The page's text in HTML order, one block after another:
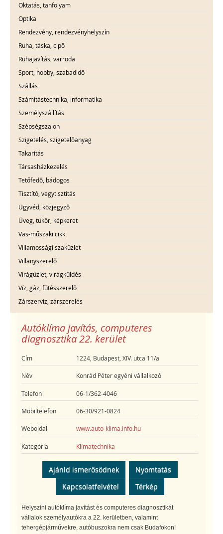
Oktatás, tanfolyam
Optika
Rendezvény, rendezvényhelyszín
Ruha, táska, cipő
Ruhajavítás, varroda
Sport, hobby, szabadidő
Szállás
Számítástechnika, informatika
Személyszállítás
Szépségszalon
Szigetelés, szigetelőanyag
Takarítás
Társasházkezelés
Tetőfedő, bádogos
Tisztító, vegytisztítás
Ügyvéd, közjegyző
Üveg, tükör, képkeret
Vas-műszaki cikk
Villamossági szaküzlet
Villanyszerelő
Virágüzlet, virágküldés
Víz, gáz, fűtésszerelő
Zárszerviz, zárszerelés
Autóklíma javítás, computeres
diagnosztika 22. kerület
Cím 1224, Budapest, XIV. utca 11/a
Név Konrád Péter egyéni vállalkozó
Telefon 06-1/362-4046
Mobiltelefon 06-30/921-0824
Weboldal www.auto-klima.info.hu
Kategória Klímatechnika
Ajánld ismerősödnek
Nyomtatás
Kapcsolatfelvétel
Térkép
Helyszíni autóklíma javítást és computeres diagnosztikát
vállalok személyautókra a 22. kerületben, valamint
tehergépjárművekre, autóbuszokra nem csak Budafokon!